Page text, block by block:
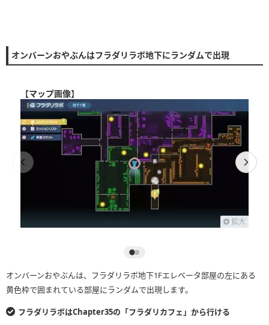
オンバーンおやぶんはフラダリラボ地下にランダムで出現
【マップ画像】
拡大
オンバーンおやぶんは、フラダリラボ地下1Fエレベータ部屋の左にある
黄色枠で囲まれている部屋にランダムで出現します。
フラダリラボはChapter35の「フラダリカフェ」から行ける